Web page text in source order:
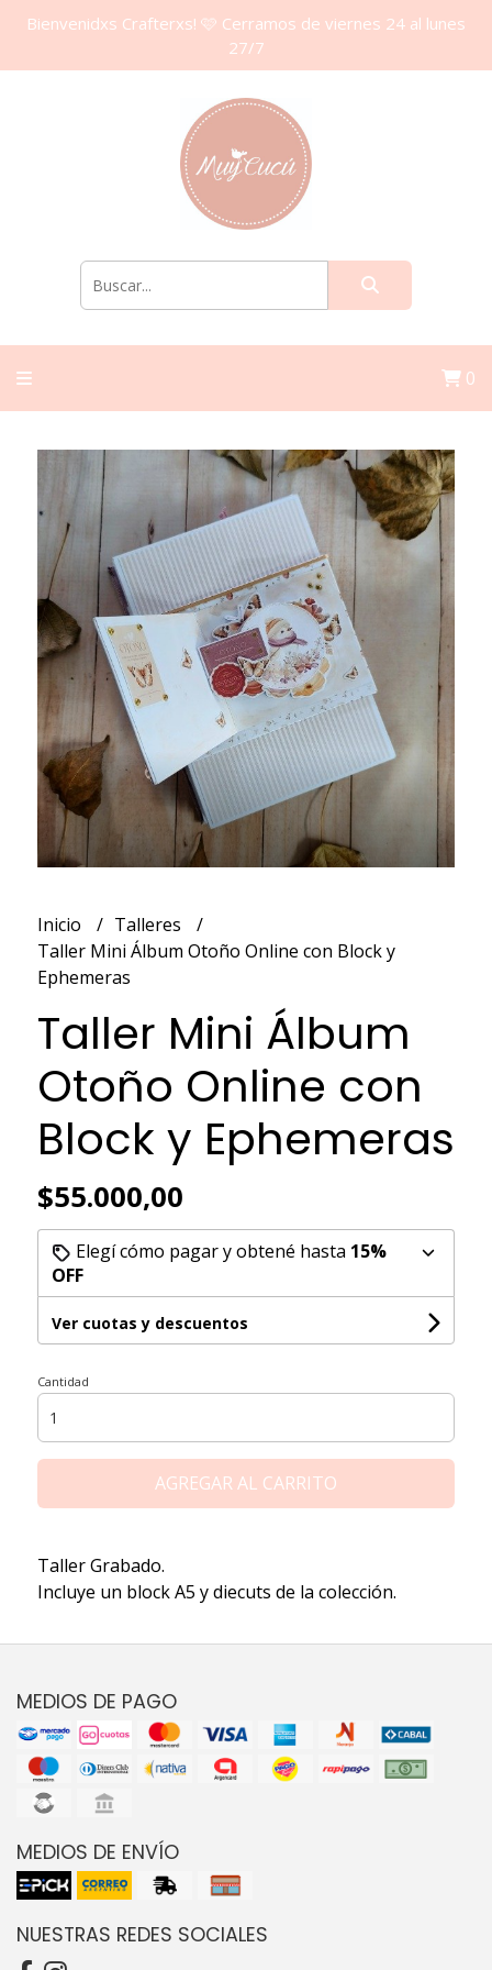
Bienvenidxs Crafterxs! 🩷 Cerramos de viernes 24 al lunes
27/7
0
Inicio
Talleres
Taller Mini Álbum Otoño Online con Block y
Ephemeras
Taller Mini Álbum
Otoño Online con
Block y Ephemeras
$55.000,00
Elegí cómo pagar y obtené hasta 15%
OFF
Ver cuotas y descuentos
Cantidad
AGREGAR AL CARRITO
Taller Grabado.
Incluye un block A5 y diecuts de la colección.
MEDIOS DE PAGO
MEDIOS DE ENVÍO
NUESTRAS REDES SOCIALES